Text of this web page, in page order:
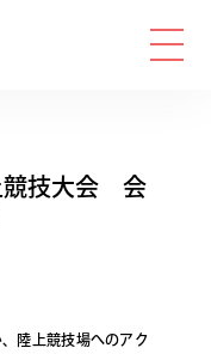
競技大会 会
陸上競技場へのアク